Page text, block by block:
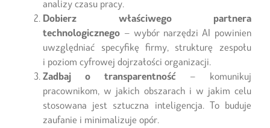
analizy czasu pracy.
Dobierz właściwego partnera
technologicznego – wybór narzędzi AI powinien
uwzględniać specyfikę firmy, strukturę zespołu
i poziom cyfrowej dojrzałości organizacji.
Zadbaj o transparentność – komunikuj
pracownikom, w jakich obszarach i w jakim celu
stosowana jest sztuczna inteligencja. To buduje
zaufanie i minimalizuje opór.